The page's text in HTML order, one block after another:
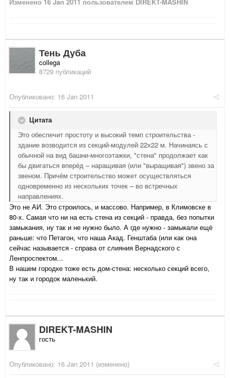
Изменено 16 Jan 2011 пользователем DIREKT-MASHIN
Тень Дуба
collega
8729 публикаций
Опубликовано: 16 Jan 2011
Цитата
Это обеспечит простоту и высокий темп строительства -
здание возводится из секций-модулей 22х22 м. Начинаясь с
обычной на вид башни-многоэтажки, "стена" продолжает как
бы двигаться вперёд – наращивая (или "выращивая") звено за
звеном. Причём строительство может осуществляться
одновременно из нескольких точек – во встречных
направлениях.
Это не АИ. Это строилось, и массово. Например, в Климовске в
80-х. Самая что ни на есть стена из секций - правда, без попытки
замыкания, ну так и не нужно было. А где нужно - замыкали ещё
раньше: что Петагон, что наша Акад. Генштаба (или как она
сейчас называется - справа от слияния Вернадского с
Ленпроспектом...
В нашем городке тоже есть дом-стена: несколько секций всего,
ну так и городок маленький.
DIREKT-MASHIN
гость
Опубликовано: 16 Jan 2011 (изменено)